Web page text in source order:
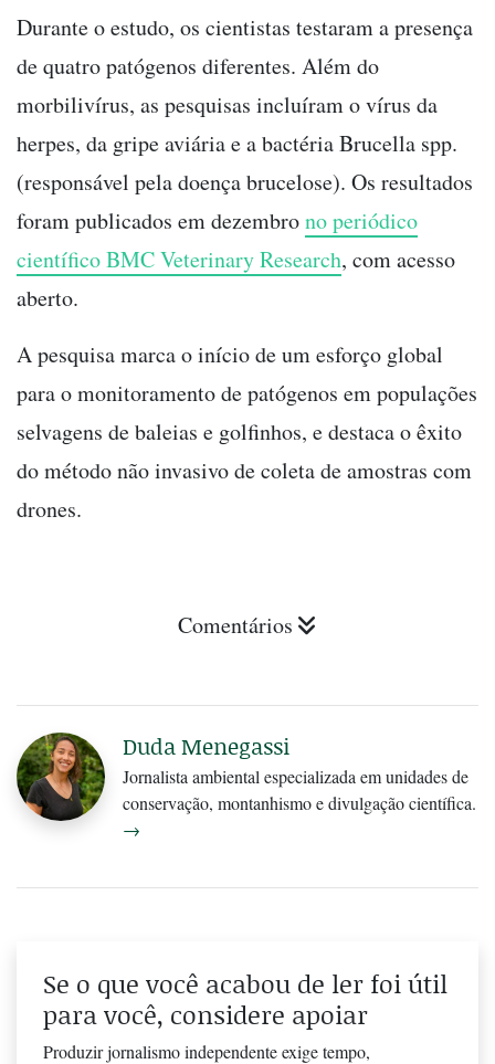
Durante o estudo, os cientistas testaram a presença
de quatro patógenos diferentes. Além do
morbilivírus, as pesquisas incluíram o vírus da
herpes, da gripe aviária e a bactéria Brucella spp.
(responsável pela doença brucelose). Os resultados
foram publicados em dezembrono periódico
científico BMC Veterinary Research, com acesso
aberto.
A pesquisa marca o início de um esforço global
para o monitoramento de patógenos em populações
selvagens de baleias e golfinhos, e destaca o êxito
do método não invasivo de coleta de amostras com
drones.
Comentários
Duda Menegassi
Jornalista ambiental especializada em unidades de
conservação, montanhismo e divulgação científica.
→
Se o que você acabou de ler foi útil
para você, considere apoiar
Produzir jornalismo independente exige tempo,